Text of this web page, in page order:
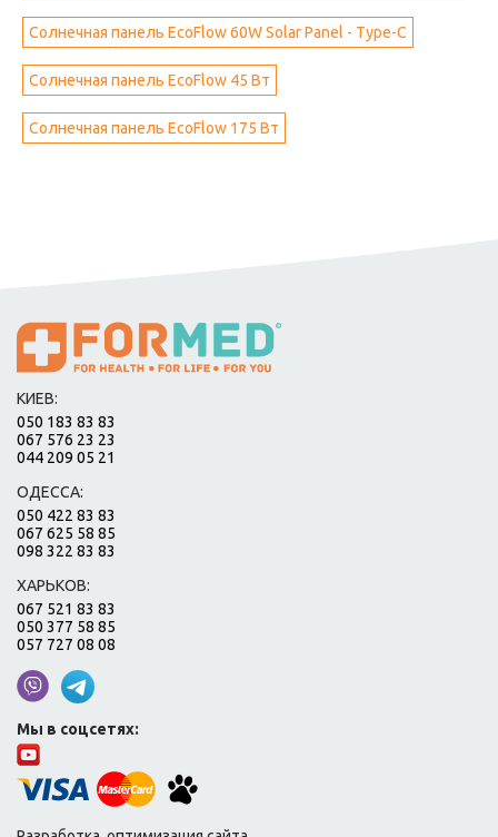
Солнечная панель EcoFlow 60W Solar Panel - Type-C
Солнечная панель EcoFlow 45 Вт
Солнечная панель EcoFlow 175 Вт
КИЕВ:
050 183 83 83
067 576 23 23
044 209 05 21
ОДЕССА:
050 422 83 83
067 625 58 85
098 322 83 83
ХАРЬКОВ:
067 521 83 83
050 377 58 85
057 727 08 08
Мы в соцсетях: